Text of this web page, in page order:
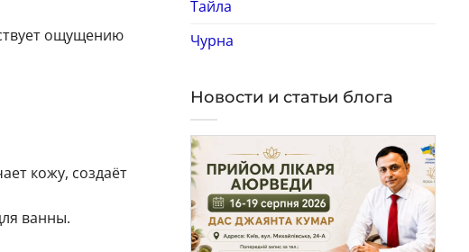
Тайла
Чурна
Новости и статьи блога
ощущению
кожу, создаёт
ванны.